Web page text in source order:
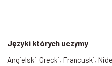
Języki których uczymy
Angielski, Grecki, Francuski,